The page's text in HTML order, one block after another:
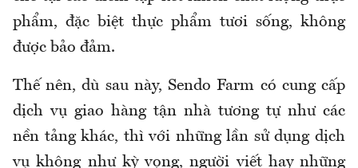
phẩm, đặc biệt thực phẩm tươi sống, không
được bảo đảm.
Thế nên, dù sau này, Sendo Farm có cung cấp
dịch vụ giao hàng tận nhà tương tự như các
nền tảng khác, thì với những lần sử dụng dịch
vụ không như kỳ vọng, người viết hay những